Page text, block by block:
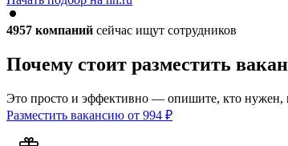
4957 компаний сейчас ищут сотрудников
Почему стоит разместить
Это просто и эффективно — опишите, кто нужен,
Разместить вакансию от 994 ₽